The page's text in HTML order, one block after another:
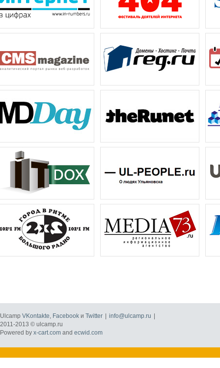
Ulcamp VKontakte, Facebook и Twitter info@ulcamp.ru
2011-2013 © ulcamp.ru
Powered by x-cart.com and ecwid.com